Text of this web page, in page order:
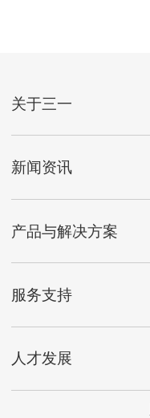
关于三一
新闻资讯
产品与解决方案
服务支持
人才发展